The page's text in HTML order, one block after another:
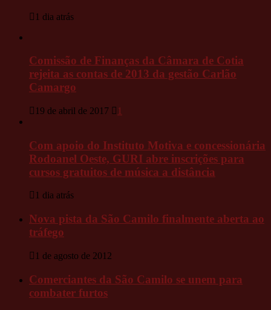
1 dia atrás
Comissão de Finanças da Câmara de Cotia
rejeita as contas de 2013 da gestão Carlão
Camargo
19 de abril de 2017 1
Com apoio do Instituto Motiva e concessionária
Rodoanel Oeste, GURI abre inscrições para
cursos gratuitos de música a distância
1 dia atrás
Nova pista da São Camilo finalmente aberta ao
tráfego
1 de agosto de 2012
Comerciantes da São Camilo se unem para
combater furtos